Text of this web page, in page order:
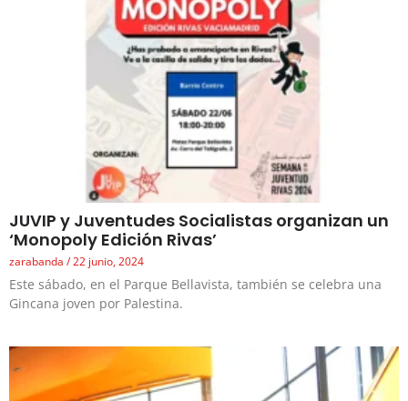
JUVIP y Juventudes Socialistas organizan un
‘Monopoly Edición Rivas’
zarabanda 22 junio, 2024
Este sábado, en el Parque Bellavista, también se celebra una
Gincana joven por Palestina.